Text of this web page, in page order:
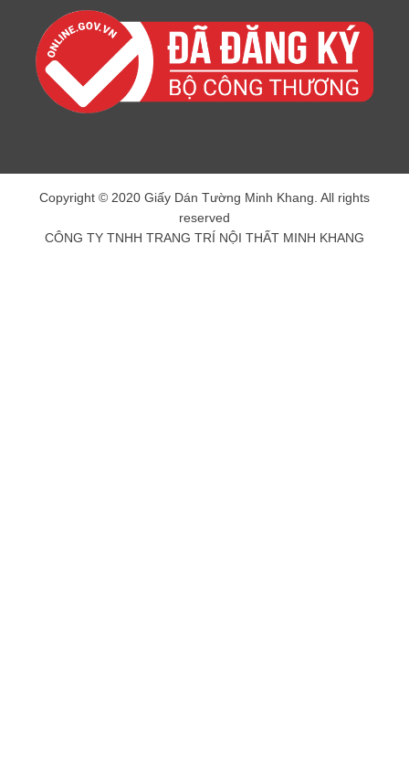
Copyright © 2020 Giấy Dán Tường Minh Khang. All rights
reserved
CÔNG TY TNHH TRANG TRÍ NỘI THẤT MINH KHANG